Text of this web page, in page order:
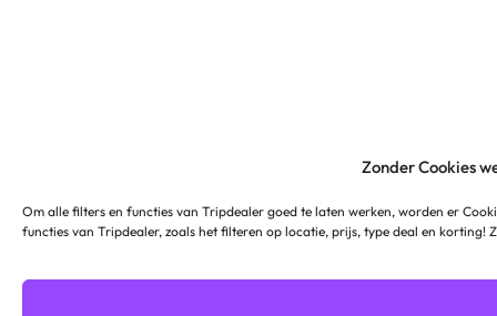
Zonder Cookies
Om alle filters en functies van Tripdealer goed te laten werken, worden er
functies van Tripdealer, zoals het filteren op locatie, prijs, type deal en